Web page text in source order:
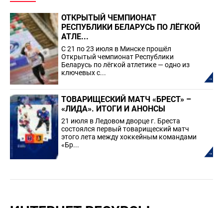
ОТКРЫТЫЙ ЧЕМПИОНАТ
РЕСПУБЛИКИ БЕЛАРУСЬ ПО ЛЁГКОЙ
АТЛЕ...
С 21 по 23 июля в Минске прошёл
Открытый чемпионат Республики
Беларусь по лёгкой атлетике — одно из
ключевых с...
ТОВАРИЩЕСКИЙ МАТЧ «БРЕСТ» –
«ЛИДА». ИТОГИ И АНОНСЫ
21 июля в Ледовом дворце г. Бреста
состоялся первый товарищеский матч
этого лета между хоккейным командами
«Бр...